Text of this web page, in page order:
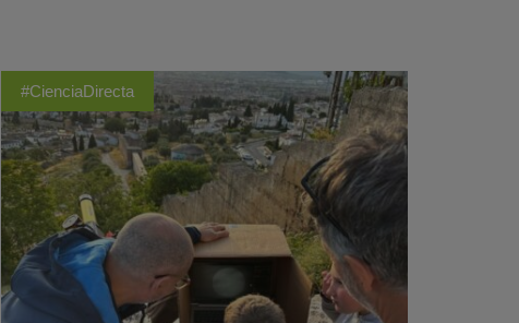
#CienciaDirecta